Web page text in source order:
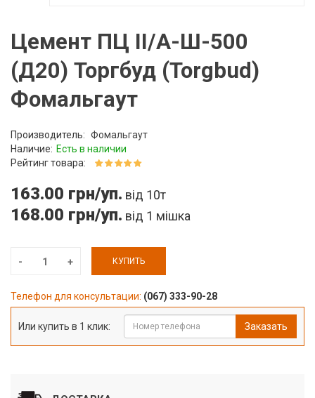
Цемент ПЦ II/А-Ш-500
(Д20) Торгбуд (Torgbud)
Фомальгаут
Производитель: Фомальгаут
Наличие: Есть в наличии
Рейтинг товара:
163.00 грн/уп. від 10т
168.00 грн/уп. від 1 мішка
КУПИТЬ
Телефон для консультации: (067) 333-90-28
Или купить в 1 клик: Заказать